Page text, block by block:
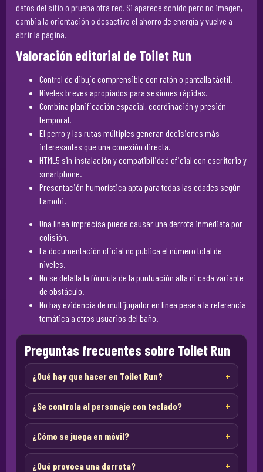
datos del sitio o prueba otra red. Si aparece sonido pero no imagen,
cambia la orientación o desactiva el ahorro de energía y vuelve a
abrir la página.
Valoración editorial de Toilet Run
Control de dibujo comprensible con ratón o pantalla táctil.
Niveles breves apropiados para sesiones rápidas.
Combina planificación espacial, coordinación y presión
temporal.
El perro y las rutas múltiples generan decisiones más
interesantes que una conexión directa.
HTML5 sin instalación y compatibilidad oficial con escritorio y
smartphone.
Presentación humorística apta para todas las edades según
Famobi.
Una línea imprecisa puede causar una derrota inmediata por
colisión.
La documentación oficial no publica el número total de
niveles.
No se detalla la fórmula de la puntuación alta ni cada variante
de obstáculo.
No hay evidencia de multijugador en línea pese a la referencia
temática a otros usuarios del baño.
Preguntas frecuentes sobre Toilet Run
¿Qué hay que hacer en Toilet Run?
¿Se controla al personaje con teclado?
¿Cómo se juega en móvil?
¿Qué provoca una derrota?